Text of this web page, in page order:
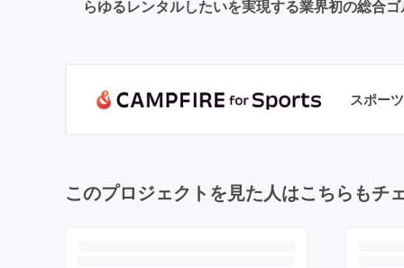
らゆるレンタルしたいを実現する業界初の総合
スポー
このプロジェクトを見た人はこちらもチ